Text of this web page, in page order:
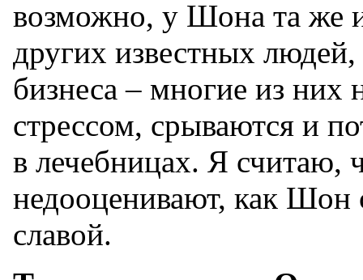
возможно, у Шона та же
других известных
бизнеса – многие из них
стрессом, срываются и
в лечебницах. Я считаю,
недооценивают, как Шон
славой.